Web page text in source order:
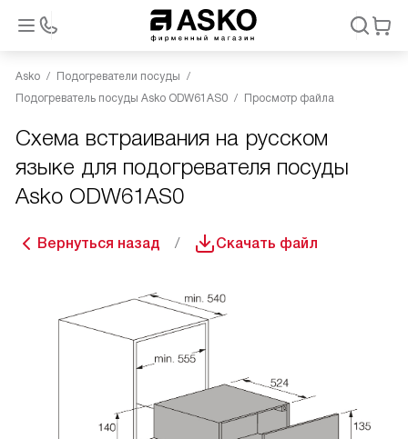
Asko
Подогреватели посуды
Подогреватель посуды Asko ODW61AS0
Просмотр файла
Схема встраивания на русском
языке для подогревателя посуды
Asko ODW61AS0
Вернуться назад Скачать файл